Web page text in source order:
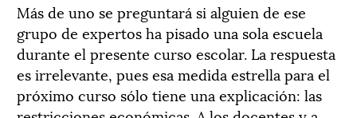
Más de uno se preguntará si alguien de ese
grupo de expertos ha pisado una sola escuela
durante el presente curso escolar. La respuesta
es irrelevante, pues esa medida estrella para el
próximo curso sólo tiene una explicación: las